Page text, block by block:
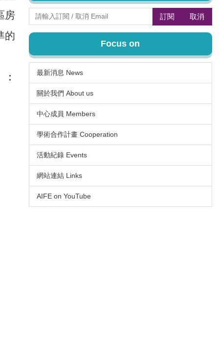
房
的
訂閱 取消
Focus on
最新消息 News
關於我們 About us
中心成員 Members
學術合作計畫 Cooperation
活動紀錄 Events
網站連結 Links
AIFE on YouTube